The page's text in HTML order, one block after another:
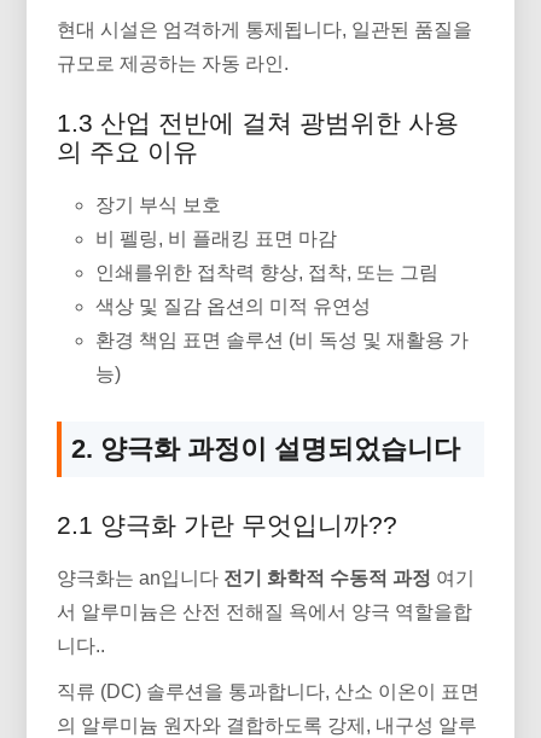
현대 시설은 엄격하게 통제됩니다, 일관된 품질을
규모로 제공하는 자동 라인.
1.3 산업 전반에 걸쳐 광범위한 사용
의 주요 이유
장기 부식 보호
비 펠링, 비 플래킹 표면 마감
인쇄를위한 접착력 향상, 접착, 또는 그림
색상 및 질감 옵션의 미적 유연성
환경 책임 표면 솔루션 (비 독성 및 재활용 가
능)
2. 양극화 과정이 설명되었습니다
2.1 양극화 가란 무엇입니까??
양극화는 an입니다 전기 화학적 수동적 과정 여기
서 알루미늄은 산전 전해질 욕에서 양극 역할을합
니다..
직류 (DC) 솔루션을 통과합니다, 산소 이온이 표면
의 알루미늄 원자와 결합하도록 강제, 내구성 알루